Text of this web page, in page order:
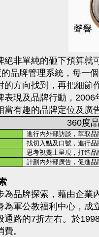
絕非單純的砸下預算就
品牌管理系統，每一
的方向找到，再把細節
表現及品牌行動，
當有趣的品牌定位及廣
360度
進行內外部訪談，萃取品
找切入點及口號，進行品
思考視覺上呈現，打造品
計劃內外部廣告，促進
為品牌探索，藉由企業
為軍公教福利中心，成
通路的7折左右。於
。